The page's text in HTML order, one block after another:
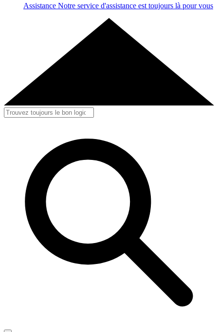
Assistance Notre service d'assistance est toujours là pour vous